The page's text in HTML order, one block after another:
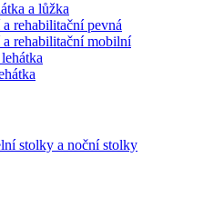
a lůžka
rehabilitační pevná
a rehabilitační mobilní
stolky a noční stolky